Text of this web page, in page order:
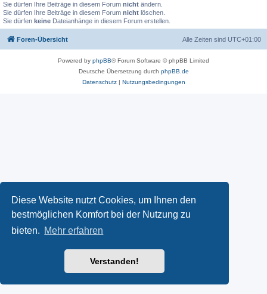
Diese Website nutzt Cookies, um Ihnen den
bestmöglichen Komfort bei der Nutzung zu
bieten. Mehr erfahren
Verstanden!
Sie dürfen Ihre Beiträge in diesem Forum nicht ändern.
Sie dürfen Ihre Beiträge in diesem Forum nicht löschen.
Sie dürfen keine Dateianhänge in diesem Forum erstellen.
Foren-Übersicht Alle Zeiten sind UTC+01:00
Powered by phpBB® Forum Software © phpBB Limited
Deutsche Übersetzung durch phpBB.de
Datenschutz| Nutzungsbedingungen